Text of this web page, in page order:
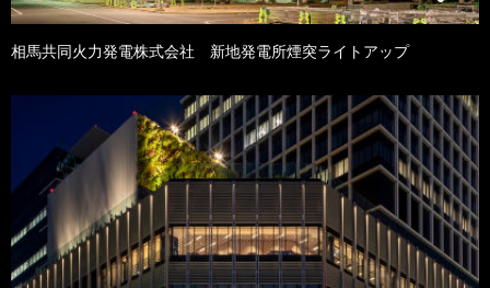
相馬共同火力発電株式会社 新地発電所煙突ライトアップ